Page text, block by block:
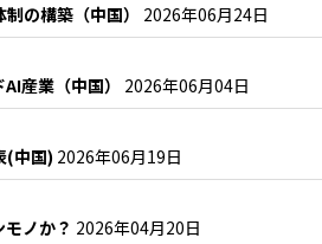
の構築（中国） 2026年06月24日
産業（中国） 2026年06月04日
(中国) 2026年06月19日
ノか？ 2026年04月20日